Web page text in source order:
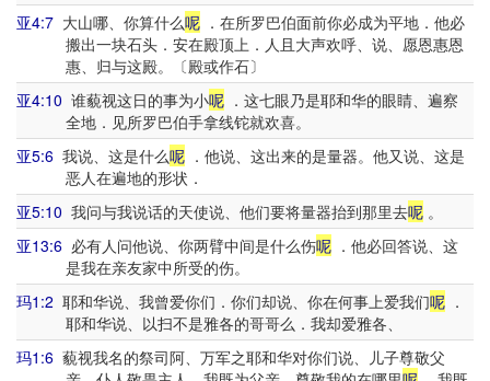
亚4:7 大山哪、你算什么呢 ．在所罗巴伯面前你必成为平地．他必
搬出一块石头．安在殿顶上．人且大声欢呼、说、愿恩惠恩
惠、归与这殿。〔殿或作石〕
亚4:10 谁藐视这日的事为小呢 ．这七眼乃是耶和华的眼睛、遍察
全地．见所罗巴伯手拿线铊就欢喜。
亚5:6 我说、这是什么呢 ．他说、这出来的是量器。他又说、这是
恶人在遍地的形状．
亚5:10 我问与我说话的天使说、他们要将量器抬到那里去呢 。
亚13:6 必有人问他说、你两臂中间是什么伤呢 ．他必回答说、这
是我在亲友家中所受的伤。
玛1:2 耶和华说、我曾爱你们．你们却说、你在何事上爱我们呢 ．
耶和华说、以扫不是雅各的哥哥么．我却爱雅各、
玛1:6 藐视我名的祭司阿、万军之耶和华对你们说、儿子尊敬父